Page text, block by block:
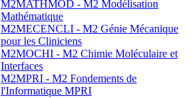
M2MATHMOD - M2 Modélisation
Mathématique
M2MECENCLI - M2 Génie Mécanique
pour les Cliniciens
M2MOCHI - M2 Chimie Moléculaire et
Interfaces
M2MPRI - M2 Fondements de
l'Informatique MPRI